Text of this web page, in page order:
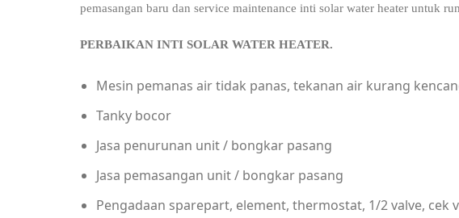
pemasangan baru dan service maintenance inti solar water heater untuk
PERBAIKAN INTI SOLAR
Mesin pemanas air tidak panas, tekanan air kurang
Tanky bocor
Jasa penurunan unit / bongkar pasang
Jasa pemasangan unit / bongkar pasang
Pengadaan sparepart, element, thermostat, 1/2 valve, cek